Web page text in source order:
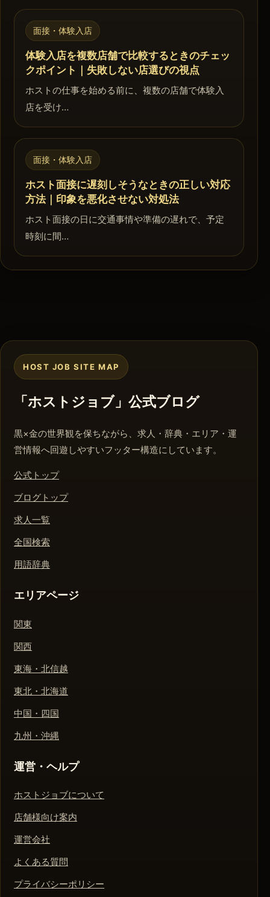
面接・体験入店
体験入店を複数店舗で比較するときのチェッ
クポイント｜失敗しない店選びの視点
ホストの仕事を始める前に、複数の店舗で体験入
店を受け…
面接・体験入店
ホスト面接に遅刻しそうなときの正しい対応
方法｜印象を悪化させない対処法
ホスト面接の日に交通事情や準備の遅れで、予定
時刻に間…
HOST JOB SITE MAP
「ホストジョブ」公式ブログ
黒×金の世界観を保ちながら、求人・辞典・エリア・運
営情報へ回遊しやすいフッター構造にしています。
公式トップ
ブログトップ
求人一覧
全国検索
用語辞典
エリアページ
関東
関西
東海・北信越
東北・北海道
中国・四国
九州・沖縄
運営・ヘルプ
ホストジョブについて
店舗様向け案内
運営会社
よくある質問
プライバシーポリシー